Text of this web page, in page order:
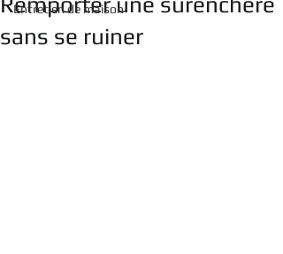
Entretien de maison
sans se ruiner